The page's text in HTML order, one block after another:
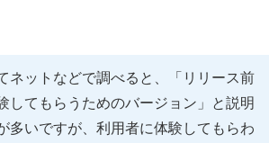
ネットなどで調べると、「リリース前
してもらうためのバージョン」と説明
多いですが、利用者に体験してもらわ